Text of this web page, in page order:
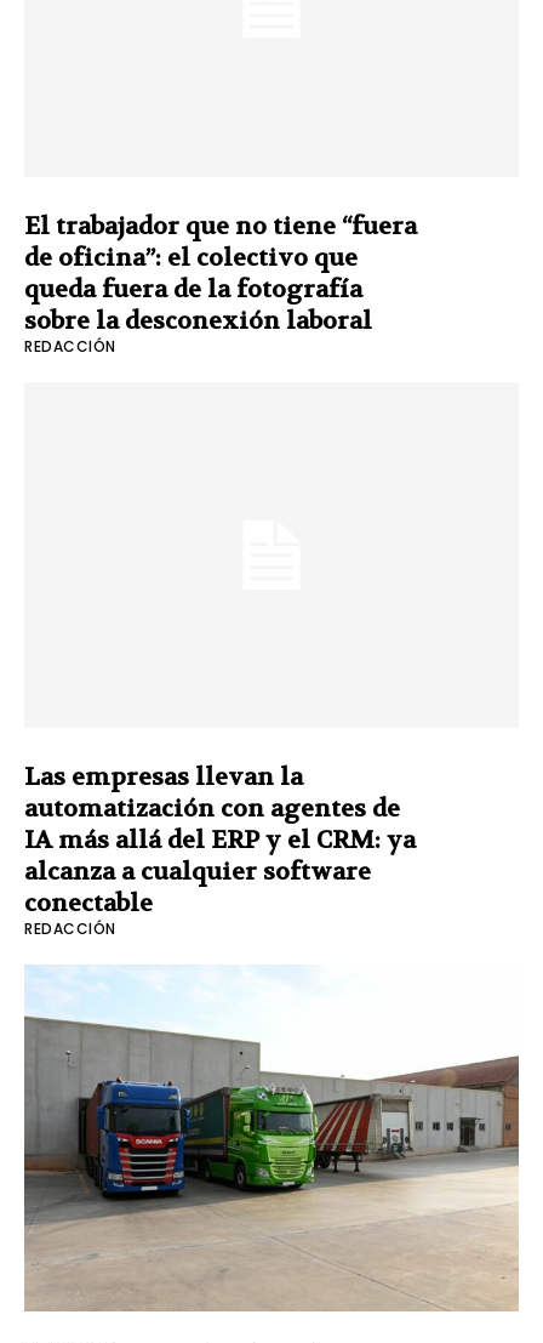
El trabajador que no tiene “fuera
de oficina”: el colectivo que
queda fuera de la fotografía
sobre la desconexión laboral
REDACCIÓN
Las empresas llevan la
automatización con agentes de
IA más allá del ERP y el CRM: ya
alcanza a cualquier software
conectable
REDACCIÓN